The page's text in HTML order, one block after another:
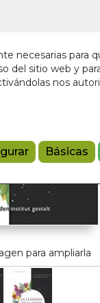
necesarias
del sitio web y
nos
Básicas
para ampliarla